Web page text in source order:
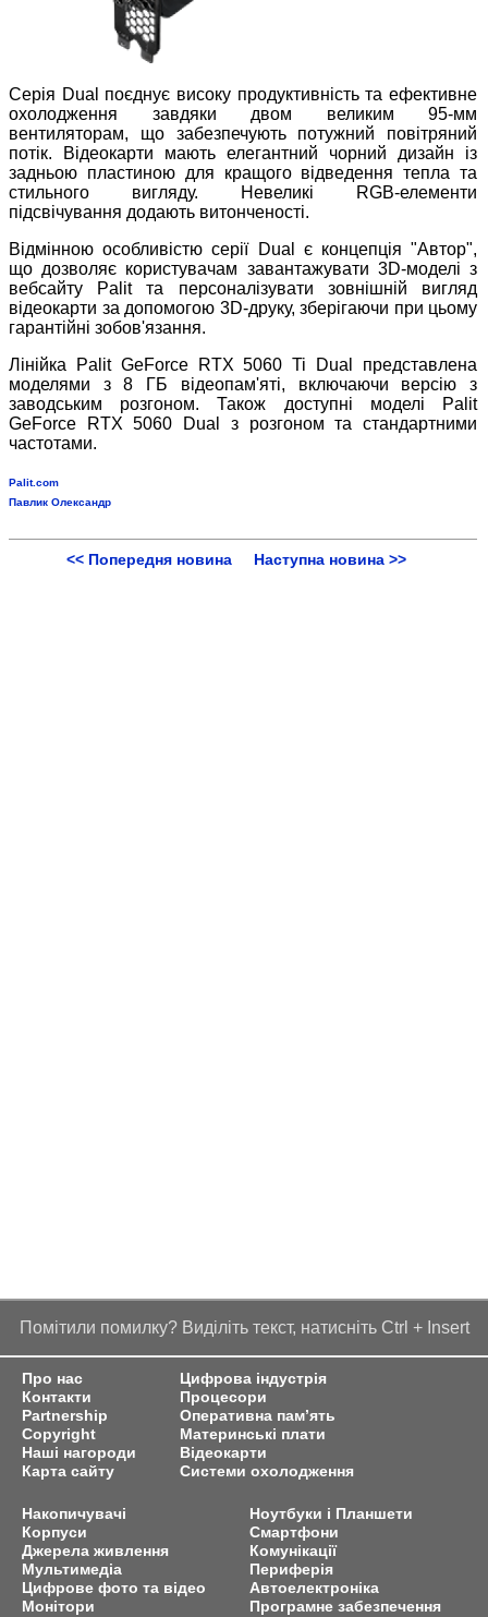
Серія Dual поєднує високу продуктивність та ефективне
охолодження завдяки двом великим 95-мм
вентиляторам, що забезпечують потужний повітряний
потік. Відеокарти мають елегантний чорний дизайн із
задньою пластиною для кращого відведення тепла та
стильного вигляду. Невеликі RGB-елементи
підсвічування додають витонченості.
Відмінною особливістю серії Dual є концепція "Автор",
що дозволяє користувачам завантажувати 3D-моделі з
вебсайту Palit та персоналізувати зовнішній вигляд
відеокарти за допомогою 3D-друку, зберігаючи при цьому
гарантійні зобов'язання.
Лінійка Palit GeForce RTX 5060 Ti Dual представлена
моделями з 8 ГБ відеопам'яті, включаючи версію з
заводським розгоном. Також доступні моделі Palit
GeForce RTX 5060 Dual з розгоном та стандартними
частотами.
Palit.com
Павлик Олександр
<< Попередня новина Наступна новина >>
Помітили помилку? Виділіть текст, натисніть Ctrl + Insert
Про нас
Контакти
Partnership
Copyright
Наші нагороди
Карта сайту
Цифрова індустрія
Процесори
Оперативна пам’ять
Материнські плати
Відеокарти
Системи охолодження
Накопичувачі
Корпуси
Джерела живлення
Мультимедіа
Цифрове фото та відео
Монітори
Ноутбуки і Планшети
Смартфони
Комунікації
Периферія
Автоелектроніка
Програмне забезпечення